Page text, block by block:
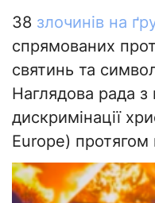
38 злочинів на
спрямованих
святинь та
Наглядова рада з
дискримінації
Europe) протягом